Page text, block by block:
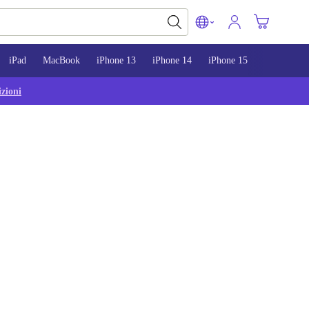
iPad MacBook iPhone 13 iPhone 14 iPhone 15